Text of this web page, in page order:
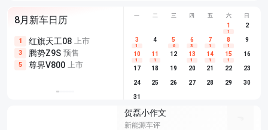
8月新车日历
1 红旗天工08 上市
3 腾势Z9S 预售
5 尊界V800 上市
尊界V680 上市
享界G9 预售
别克至境L7 预售
埃安
长城H10
深蓝S05
一 二 三 四 五 六 日
1
1
2
3
1
4 5
6
6
3
7
1
8
1
9
10
1
11
1
12 13
1
14
1
15
1
16
17 18 19 20 21 22 23
24 25 26 27 28 29 30
31
贺磊小作文
新能源车评